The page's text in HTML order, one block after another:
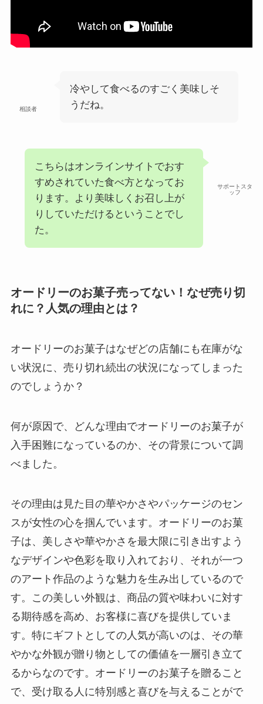
相談者
冷やして食べるのすごく美味しそ
うだね。
サポートスタ
ッフ
こちらはオンラインサイトでおす
すめされていた食べ方となってお
ります。より美味しくお召し上が
りしていただけるということでし
た。
オードリーのお菓子売ってない！なぜ売り切
れに？人気の理由とは？
オードリーのお菓子はなぜどの店舗にも在庫がな
い状況に、売り切れ続出の状況になってしまった
のでしょうか？
何が原因で、どんな理由でオードリーのお菓子が
入手困難になっているのか、その背景について調
べました。
その理由は見た目の華やかさやパッケージのセン
スが女性の心を掴んでいます。オードリーのお菓
子は、美しさや華やかさを最大限に引き出すよう
なデザインや色彩を取り入れており、それが一つ
のアート作品のような魅力を生み出しているので
す。この美しい外観は、商品の質や味わいに対す
る期待感を高め、お客様に喜びを提供していま
す。特にギフトとしての人気が高いのは、その華
やかな外観が贈り物としての価値を一層引き立て
るからなのです。オードリーのお菓子を贈ること
で、受け取る人に特別感と喜びを与えることがで